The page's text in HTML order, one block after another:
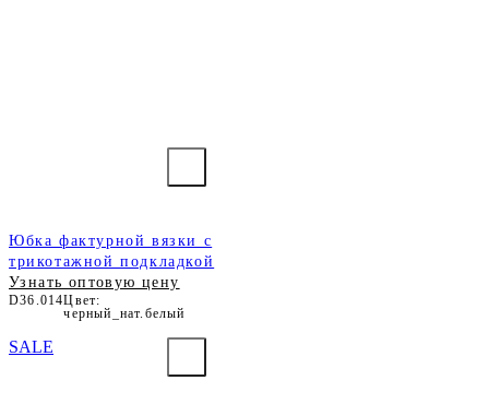
Юбка фактурной вязки с
трикотажной подкладкой
Узнать оптовую цену
D36.014Цвет:
черный_нат.белый
SALE